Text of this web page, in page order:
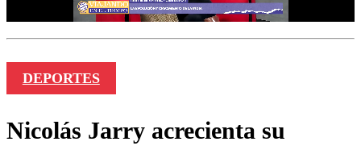
DEPORTES
Nicolás Jarry acrecienta su